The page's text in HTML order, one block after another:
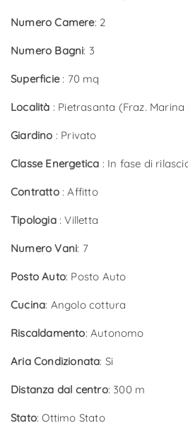
Numero Camere: 2
Numero Bagni: 3
Superficie : 70 mq
Località : Pietrasanta (Fraz.
Giardino : Privato
Classe Energetica : In fase di
Contratto : Affitto
Tipologia : Villetta
Numero Vani: 7
Posto Auto: Posto Auto
Cucina: Angolo cottura
Riscaldamento: Autonomo
Aria Condizionata: Si
Distanza dal centro: 300 m
Stato: Ottimo Stato